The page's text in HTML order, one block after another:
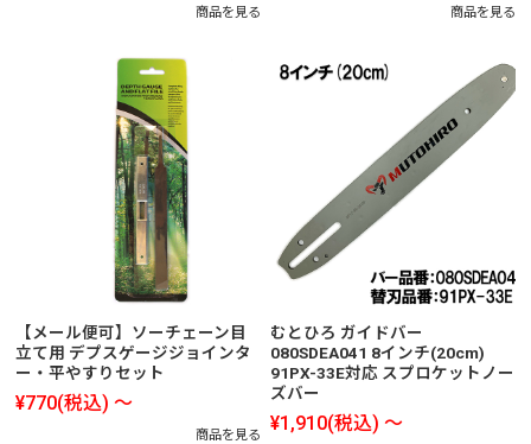
商品を見る 商品を見る
【メール便可】ソーチェーン目
立て用 デプスゲージジョインタ
ー・平やすりセット
¥770(税込) ～
商品を見る
むとひろ ガイドバー
080SDEA041 8インチ(20cm)
91PX-33E対応 スプロケットノー
ズバー
¥1,910(税込) ～